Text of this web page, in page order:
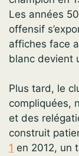
Les années
offensif
affiches face
blanc devient
Plus tard, le
compliquées,
et des
construit
1 en 2012, un